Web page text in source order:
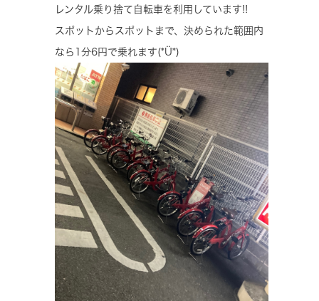
レンタル乗り捨て自転車を利用しています!!
スポットからスポットまで、決められた範囲内
なら1分6円で乗れます(*Ü*)